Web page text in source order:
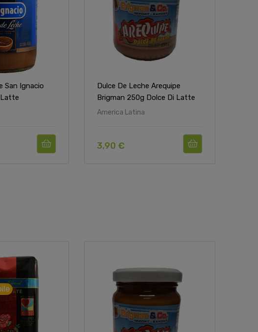
San Ignacio
Dulce De Leche Arequipe
Brigman 250g Dolce Di Latte
America Latina
3,90 €